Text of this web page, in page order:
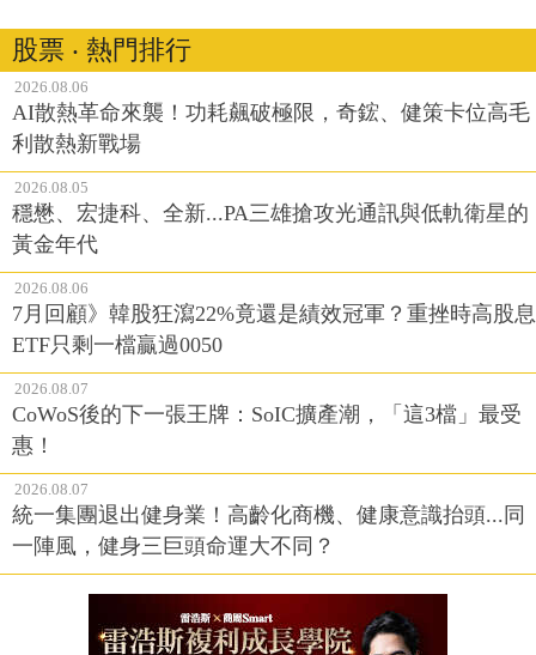
股票 ‧ 熱門排行
2026.08.06
AI散熱革命來襲！功耗飆破極限，奇鋐、健策卡位高毛
利散熱新戰場
2026.08.05
穩懋、宏捷科、全新...PA三雄搶攻光通訊與低軌衛星的
黃金年代
2026.08.06
7月回顧》韓股狂瀉22%竟還是績效冠軍？重挫時高股息
ETF只剩一檔贏過0050
2026.08.07
CoWoS後的下一張王牌：SoIC擴產潮，「這3檔」最受
惠！
2026.08.07
統一集團退出健身業！高齡化商機、健康意識抬頭...同
一陣風，健身三巨頭命運大不同？